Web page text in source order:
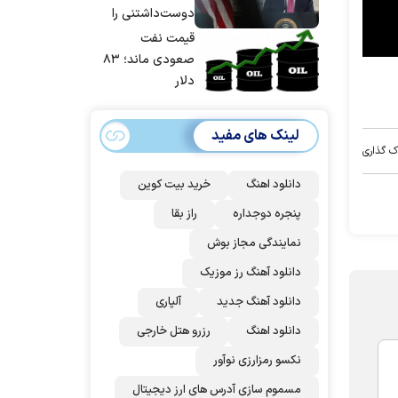
گذاری
شد
دوست‌داشتنی را
حسابی می‌کوبیم |
برای بزرگ‌ترین
حمله آماده بودیم
است، درست
است؟
قیمت نفت
صعودی ماند؛ ۸۳
دلار
لینک های مفید
دانلود اهنگ
خرید بیت کوین
پنجره دوجداره
راز بقا
نمایندگی مجاز بوش
دانلود آهنگ رز‌ موزیک
دانلود آهنگ جدید
آلپاری
دانلود اهنگ
رزرو هتل خارجی
نکسو رمزارزی نوآور
مسموم سازی آدرس های ارز دیجیتال